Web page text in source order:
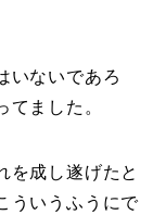
いないであろ
てました。
を成し遂げたと
ういうふうにで